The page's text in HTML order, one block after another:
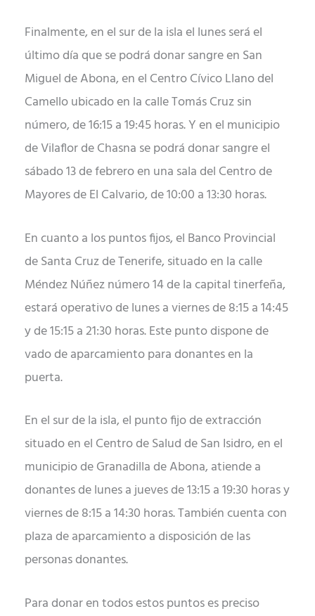
Finalmente, en el sur de la isla el lunes será el
último día que se podrá donar sangre en San
Miguel de Abona, en el Centro Cívico Llano del
Camello ubicado en la calle Tomás Cruz sin
número, de 16:15 a 19:45 horas. Y en el municipio
de Vilaflor de Chasna se podrá donar sangre el
sábado 13 de febrero en una sala del Centro de
Mayores de El Calvario, de 10:00 a 13:30 horas.
En cuanto a los puntos fijos, el Banco Provincial
de Santa Cruz de Tenerife, situado en la calle
Méndez Núñez número 14 de la capital tinerfeña,
estará operativo de lunes a viernes de 8:15 a 14:45
y de 15:15 a 21:30 horas. Este punto dispone de
vado de aparcamiento para donantes en la
puerta.
En el sur de la isla, el punto fijo de extracción
situado en el Centro de Salud de San Isidro, en el
municipio de Granadilla de Abona, atiende a
donantes de lunes a jueves de 13:15 a 19:30 horas y
viernes de 8:15 a 14:30 horas. También cuenta con
plaza de aparcamiento a disposición de las
personas donantes.
Para donar en todos estos puntos es preciso